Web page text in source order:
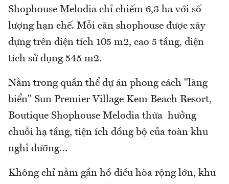
Shophouse Melodia chỉ chiếm 6,3 ha với số
lượng hạn chế. Mỗi căn shophouse được xây
dựng trên diện tích 105 m2, cao 5 tầng, diện
tích sử dụng 545 m2.
Nằm trong quần thể dự án phong cách "làng
biển" Sun Premier Village Kem Beach Resort,
Boutique Shophouse Melodia thừa hưởng
chuỗi hạ tầng, tiện ích đồng bộ của toàn khu
nghỉ dưỡng…
Không chỉ nằm gần hồ điều hòa rộng lớn, khu